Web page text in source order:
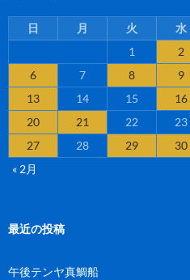
日 月 火 水
1
2
6
7 8 9
13
14 15 16
20
21 22 23
27
28 29 30
« 2月
最近の投稿
午後テンヤ真鯛船